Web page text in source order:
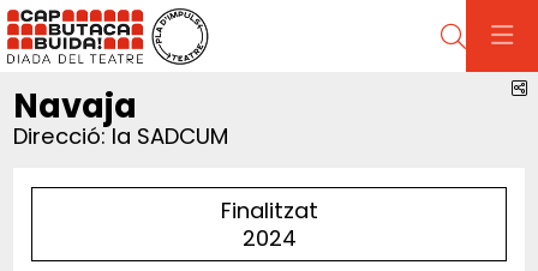
Cerca
Navaja
Direcció: la SADCUM
Finalitzat
2024